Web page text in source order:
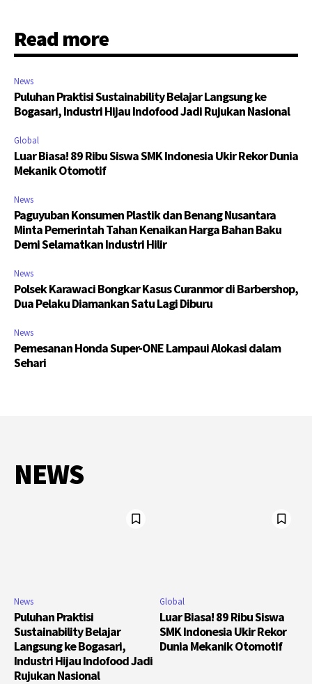
Read more
News
Puluhan Praktisi Sustainability Belajar Langsung ke
Bogasari, Industri Hijau Indofood Jadi Rujukan Nasional
Global
Luar Biasa! 89 Ribu Siswa SMK Indonesia Ukir Rekor Dunia
Mekanik Otomotif
News
Paguyuban Konsumen Plastik dan Benang Nusantara
Minta Pemerintah Tahan Kenaikan Harga Bahan Baku
Demi Selamatkan Industri Hilir
News
Polsek Karawaci Bongkar Kasus Curanmor di Barbershop,
Dua Pelaku Diamankan Satu Lagi Diburu
News
Pemesanan Honda Super-ONE Lampaui Alokasi dalam
Sehari
NEWS
News
Puluhan Praktisi
Sustainability Belajar
Langsung ke Bogasari,
Industri Hijau Indofood Jadi
Rujukan Nasional
Global
Luar Biasa! 89 Ribu Siswa
SMK Indonesia Ukir Rekor
Dunia Mekanik Otomotif